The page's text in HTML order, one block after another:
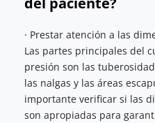
· Prestar atención a las
Las partes principales del
presión son las
las nalgas y las áreas
importante verificar si las
son apropiadas para